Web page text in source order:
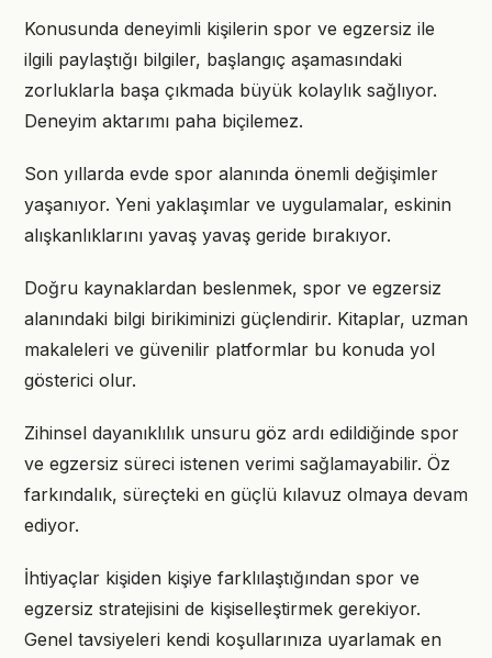
Konusunda deneyimli kişilerin spor ve egzersiz ile
ilgili paylaştığı bilgiler, başlangıç aşamasındaki
zorluklarla başa çıkmada büyük kolaylık sağlıyor.
Deneyim aktarımı paha biçilemez.
Son yıllarda evde spor alanında önemli değişimler
yaşanıyor. Yeni yaklaşımlar ve uygulamalar, eskinin
alışkanlıklarını yavaş yavaş geride bırakıyor.
Doğru kaynaklardan beslenmek, spor ve egzersiz
alanındaki bilgi birikiminizi güçlendirir. Kitaplar, uzman
makaleleri ve güvenilir platformlar bu konuda yol
gösterici olur.
Zihinsel dayanıklılık unsuru göz ardı edildiğinde spor
ve egzersiz süreci istenen verimi sağlamayabilir. Öz
farkındalık, süreçteki en güçlü kılavuz olmaya devam
ediyor.
İhtiyaçlar kişiden kişiye farklılaştığından spor ve
egzersiz stratejisini de kişiselleştirmek gerekiyor.
Genel tavsiyeleri kendi koşullarınıza uyarlamak en